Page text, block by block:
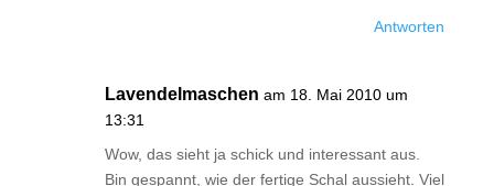
Antworten
Lavendelmaschen am 18. Mai 2010 um
13:31
Wow, das sieht ja schick und interessant aus.
Bin gespannt, wie der fertige Schal aussieht. Viel